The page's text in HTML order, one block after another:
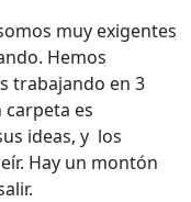
muy exigentes
Hemos
trabajando en 3
carpeta es
ideas, y los
Hay un montón